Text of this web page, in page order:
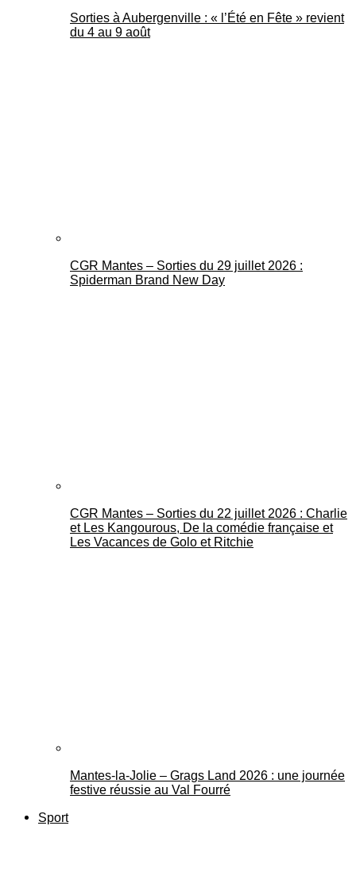
Sorties à Aubergenville : « l’Été en Fête » revient
du 4 au 9 août
CGR Mantes – Sorties du 29 juillet 2026 :
Spiderman Brand New Day
CGR Mantes – Sorties du 22 juillet 2026 : Charlie
et Les Kangourous, De la comédie française et
Les Vacances de Golo et Ritchie
Mantes-la-Jolie – Grags Land 2026 : une journée
festive réussie au Val Fourré
Sport